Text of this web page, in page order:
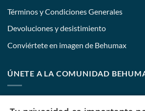
Términos y Condiciones Generales
Devoluciones y desistimiento
Conviértete en imagen de Behumax
ÚNETE A LA COMUNIDAD